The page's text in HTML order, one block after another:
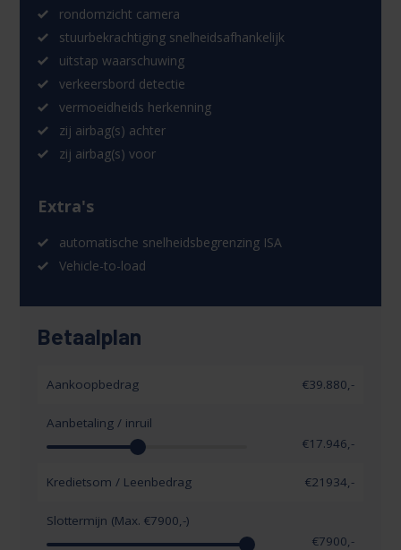
rondomzicht camera
stuurbekrachtiging snelheidsafhankelijk
uitstap waarschuwing
verkeersbord detectie
vermoeidheids herkenning
zij airbag(s) achter
zij airbag(s) voor
Extra's
automatische snelheidsbegrenzing ISA
Vehicle-to-load
Betaalplan
Aankoopbedrag €39.880,-
Aanbetaling / inruil
€17.946 ,-
Kredietsom / Leenbedrag €21934 ,-
Slottermijn (Max. €7900 ,-)
€7900 ,-